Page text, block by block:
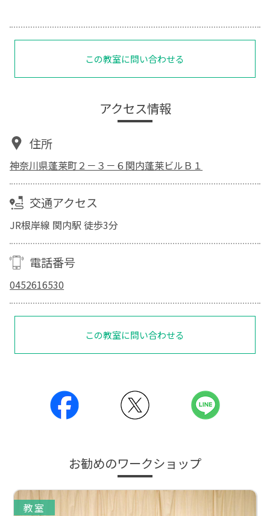
この教室に問い合わせる
アクセス情報
住所
神奈川県蓬莱町２－３－６関内蓬莱ビルＢ１
交通アクセス
JR根岸線 関内駅 徒歩3分
電話番号
0452616530
この教室に問い合わせる
お勧めのワークショップ
教室